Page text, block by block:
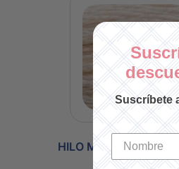
HILO MOULINÉ
Suscríbete